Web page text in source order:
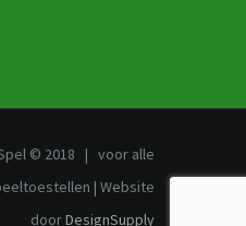
© 2018 | voor alle
| Website
doorDesignSupply